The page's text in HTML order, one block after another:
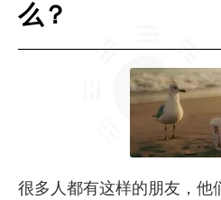
么？
很多人都有这样的朋友，他